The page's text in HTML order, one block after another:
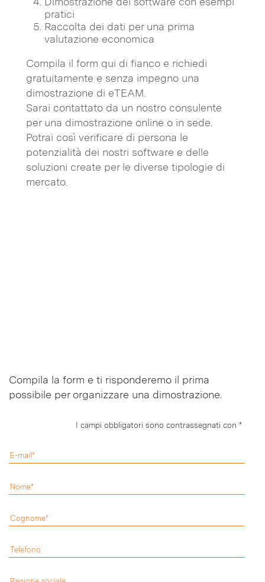
pratici
Raccolta dei dati per una prima
valutazione economica
Compila il form qui di fianco e richiedi
gratuitamente e senza impegno una
dimostrazione di eTEAM.
Sarai contattato da un nostro consulente
per una dimostrazione online o in sede.
Potrai così verificare di persona le
potenzialità dei nostri software e delle
soluzioni create per le diverse tipologie di
mercato.
Compila la form e ti risponderemo il prima
possibile per organizzare una dimostrazione.
I campi obbligatori sono contrassegnati con *